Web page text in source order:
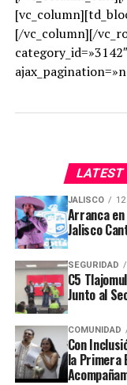
[/vc_column][/
LATEST
JALISCO
Arranca
Jalisco
SEGURIDAD
C5
Junto al
COMUNIDAD
Con
la Primera